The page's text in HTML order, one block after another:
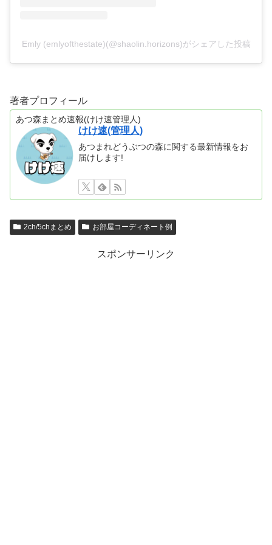
Emly (emlyofthestate)(@shaolin.horizons)がシェアした投稿
著者プロフィール
あつ森まとめ速報(けけ速管理人)
けけ速(管理人)
あつまれどうぶつの森に関する最新情報をお
届けします!
2ch/5chまとめ お部屋コーディネート例
スポンサーリンク